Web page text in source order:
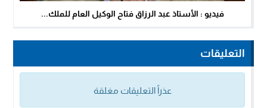
فيديو : الأستاذ عبد الرزاق فتاح الوكيل العام للملك...
التعليقات
عذراً التعليقات مغلقة